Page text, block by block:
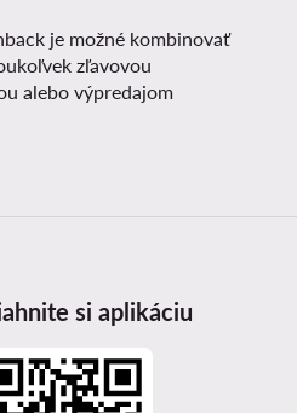
je možné kombinovať
zľavovou
alebo výpredajom
si aplikáciu